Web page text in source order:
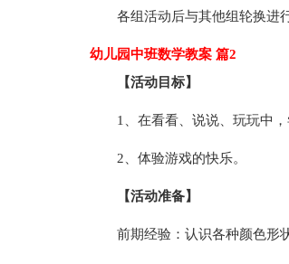
各组活动后与其他组轮换进行
幼儿园中班数学教案 篇2
【活动目标】
1、在看看、说说、玩玩中
2、体验游戏的快乐。
【活动准备】
前期经验：认识各种颜色形